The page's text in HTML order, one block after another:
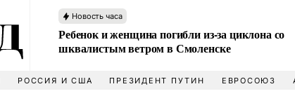
Новость часа
Ребенок и женщина погибли из-за циклона со
шквалистым ветром в Смоленске
РОССИЯ И США ПРЕЗИДЕНТ ПУТИН ЕВРОСОЮЗ